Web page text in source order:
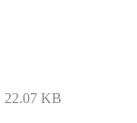
22.07 KB